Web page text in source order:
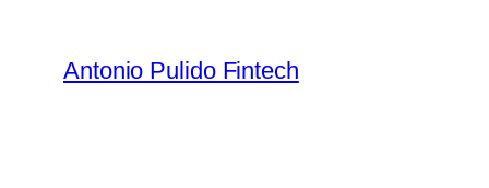
Antonio Pulido Fintech